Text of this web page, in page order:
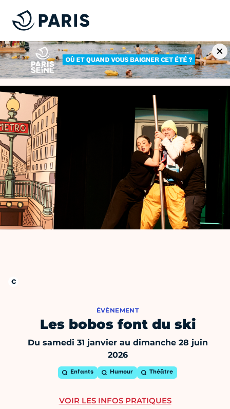
ÉVÈNEMENT
Les bobos font du ski
Du samedi 31 janvier au dimanche 28 juin
2026
Enfants Humour Théâtre
VOIR LES INFOS PRATIQUES